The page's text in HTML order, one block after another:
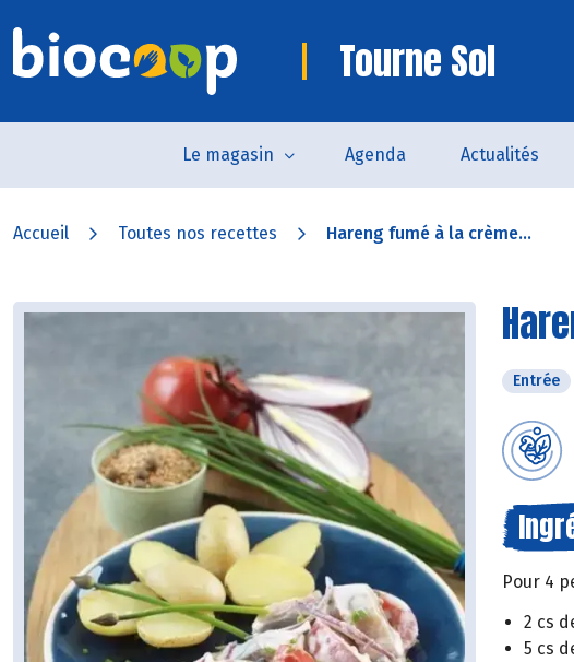
Tourne Sol
Le magasin Agenda Actualités
Accueil Toutes nos recettes Hareng fumé à la crème...
Entrée
Pour 4
2 cs
5 cs